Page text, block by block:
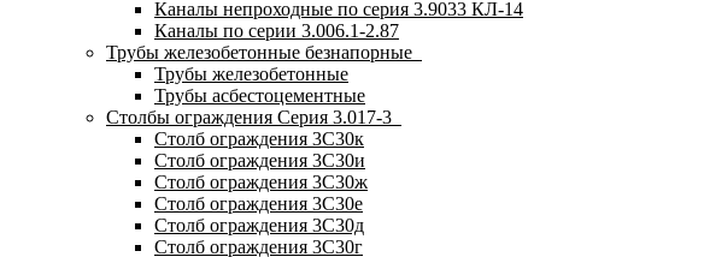
Каналы непроходные по серия 3.9033 КЛ-14
Каналы по серии 3.006.1-2.87
Трубы железобетонные безнапорные
Трубы железобетонные
Трубы асбестоцементные
Столбы ограждения Серия 3.017-3
Столб ограждения 3С30к
Столб ограждения 3С30и
Столб ограждения 3С30ж
Столб ограждения 3С30е
Столб ограждения 3С30д
Столб ограждения 3С30г